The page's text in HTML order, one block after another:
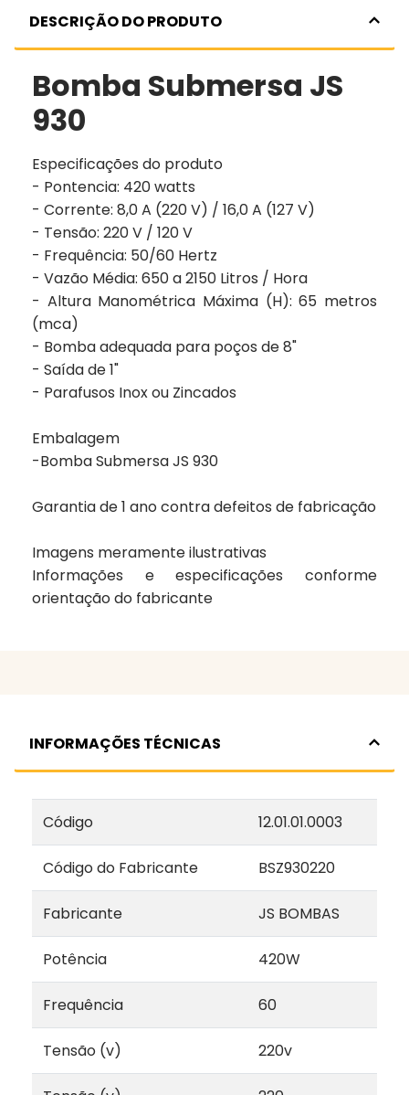
DESCRIÇÃO DO PRODUTO
Bomba Submersa JS
930
Especificações do produto
- Pontencia: 420 watts
- Corrente: 8,0 A (220 V) / 16,0 A (127 V)
- Tensão: 220 V / 120 V
- Frequência: 50/60 Hertz
- Vazão Média: 650 a 2150 Litros / Hora
- Altura Manométrica Máxima (H): 65 metros
(mca)
- Bomba adequada para poços de 8"
- Saída de 1"
- Parafusos Inox ou Zincados
Embalagem
-Bomba Submersa JS 930
Garantia de1 anocontra defeitos de fabricação
Imagens meramente ilustrativas
Informações e especificações conforme
orientação do fabricante
INFORMAÇÕES TÉCNICAS
Código 12.01.01.0003
Código do Fabricante BSZ930220
Fabricante JS BOMBAS
Potência 420W
Frequência 60
Tensão (v) 220v